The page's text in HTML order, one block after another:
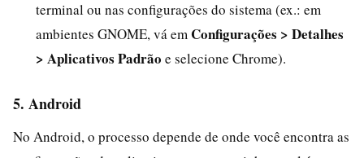
terminal ou nas configurações do sistema (ex.: em
ambientes GNOME, vá em Configurações > Detalhes
> Aplicativos Padrão e selecione Chrome).
5. Android
No Android, o processo depende de onde você encontra as